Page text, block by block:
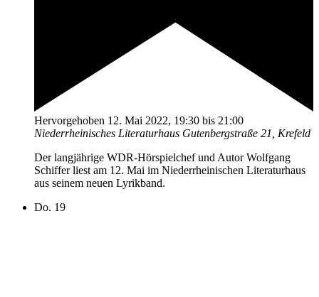
Hervorgehoben 12. Mai 2022, 19:30 bis 21:00
Niederrheinisches Literaturhaus Gutenbergstraße 21, Krefeld
Der langjährige WDR-Hörspielchef und Autor Wolfgang
Schiffer liest am 12. Mai im Niederrheinischen Literaturhaus
aus seinem neuen Lyrikband.
Do. 19